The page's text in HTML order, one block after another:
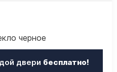
черное
двери бесплатно!